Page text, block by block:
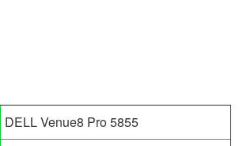
DELL Venue8 Pro 5855